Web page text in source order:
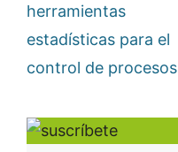
herramientas
estadísticas para el
control de procesos